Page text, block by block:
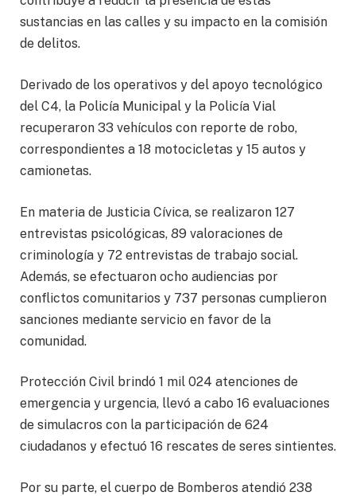
sustancias en las calles y su impacto en la comisión
de delitos.
Derivado de los operativos y del apoyo tecnológico
del C4, la Policía Municipal y la Policía Vial
recuperaron 33 vehículos con reporte de robo,
correspondientes a 18 motocicletas y 15 autos y
camionetas.
En materia de Justicia Cívica, se realizaron 127
entrevistas psicológicas, 89 valoraciones de
criminología y 72 entrevistas de trabajo social.
Además, se efectuaron ocho audiencias por
conflictos comunitarios y 737 personas cumplieron
sanciones mediante servicio en favor de la
comunidad.
Protección Civil brindó 1 mil 024 atenciones de
emergencia y urgencia, llevó a cabo 16 evaluaciones
de simulacros con la participación de 624
ciudadanos y efectuó 16 rescates de seres sintientes.
Por su parte, el cuerpo de Bomberos atendió 238